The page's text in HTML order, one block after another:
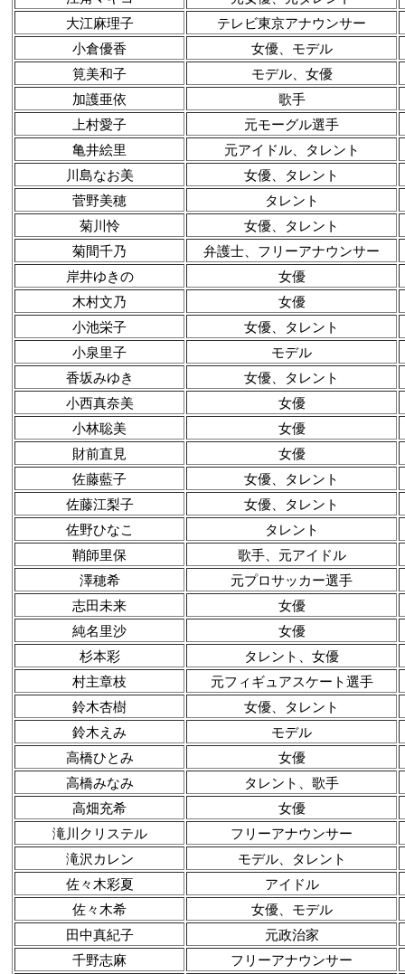
大江麻理子
テレビ東京アナウンサー
小倉優香
女優、モデル
筧美和子
モデル、女優
加護亜依
歌手
上村愛子
元モーグル選手
亀井絵里
元アイドル、タレント
川島なお美
女優、タレント
菅野美穂
タレント
菊川怜
女優、タレント
菊間千乃
弁護士、フリーアナウンサー
岸井ゆきの
女優
木村文乃
女優
小池栄子
女優、タレント
小泉里子
モデル
香坂みゆき
女優、タレント
小西真奈美
女優
小林聡美
女優
財前直見
女優
佐藤藍子
女優、タレント
佐藤江梨子
女優、タレント
佐野ひなこ
タレント
鞘師里保
歌手、元アイドル
澤穂希
元プロサッカー選手
志田未来
女優
純名里沙
女優
杉本彩
タレント、女優
村主章枝
元フィギュアスケート選手
鈴木杏樹
女優、タレント
鈴木えみ
モデル
高橋ひとみ
女優
高橋みなみ
タレント、歌手
高畑充希
女優
滝川クリステル
フリーアナウンサー
滝沢カレン
モデル、タレント
佐々木彩夏
アイドル
佐々木希
女優、モデル
田中真紀子
元政治家
千野志麻
フリーアナウンサー